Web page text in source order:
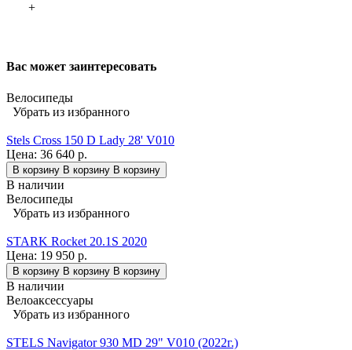
+
Вас может заинтересовать
Велосипеды
Убрать из избранного
Stels Cross 150 D Lady 28' V010
Цена: 36 640 р.
В корзину В корзину В корзину
В наличии
Велосипеды
Убрать из избранного
STARK Rocket 20.1S 2020
Цена: 19 950 р.
В корзину В корзину В корзину
В наличии
Велоаксессуары
Убрать из избранного
STELS Navigator 930 MD 29" V010 (2022г.)